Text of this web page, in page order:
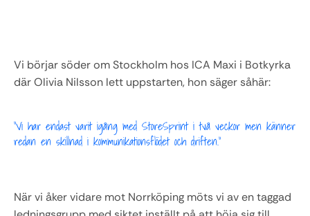
Vi börjar söder om Stockholm hos ICA Maxi i Botkyrka
där Olivia Nilsson lett uppstarten, hon säger såhär:
"Vi har endast varit igång med StoreSprint i två veckor men känner
redan en skillnad i kommunikationsflödet och driften."
När vi åker vidare mot Norrköping möts vi av en taggad